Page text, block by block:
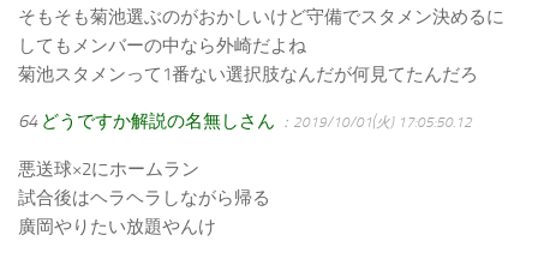
そもそも菊池選ぶのがおかしいけど守備でスタメン決めるに
してもメンバーの中なら外崎だよね
菊池スタメンって1番ない選択肢なんだが何見てたんだろ
64 どうですか解説の名無しさん ：2019/10/01(火) 17:05:50.12
悪送球×2にホームラン
試合後はヘラヘラしながら帰る
廣岡やりたい放題やんけ